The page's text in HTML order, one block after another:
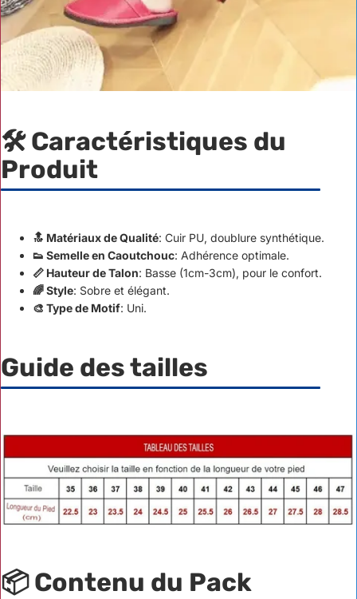
🛠 Caractéristiques du
Produit
🔝 Matériaux de Qualité: Cuir PU, doublure synthétique.
👟 Semelle en Caoutchouc: Adhérence optimale.
📏 Hauteur de Talon: Basse (1cm-3cm), pour le confort.
🌈 Style: Sobre et élégant.
🎨 Type de Motif: Uni.
Guide des tailles
📦 Contenu du Pack